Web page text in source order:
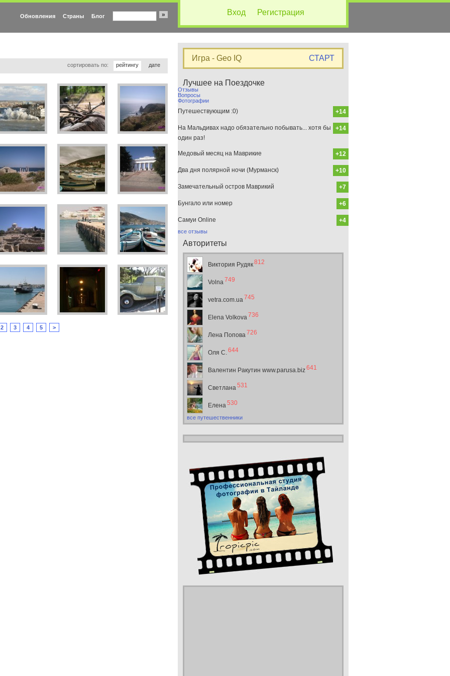
Вход Регистрация
Обновления Страны Блог »
сортировать по: рейтингу дате
2 3 4 5 >
Игра - Geo IQ СТАРТ
Лучшее на Поездочке
Отзывы
Вопросы
Фотографии
+14
Путешествующим :0)
+14
На Мальдивах надо обязательно побывать... хотя бы
один раз!
+12
Медовый месяц на Маврикие
+10
Два дня полярной ночи (Мурманск)
+7
Замечательный остров Маврикий
+6
Бунгало или номер
+4
Самуи Online
все отзывы
Авторитеты
Виктория Рудяк812
Volna749
vetra.com.ua745
Elena Volkova736
Лена Попова726
Оля С.644
Валентин Ракутин www.parusa.biz641
Светлана531
Елена530
все путешественники